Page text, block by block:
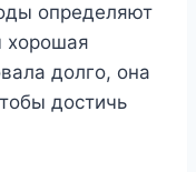
определяют
хорошая
долго, она
достичь